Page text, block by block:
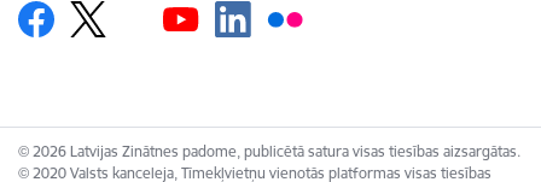
© 2026 Latvijas Zinātnes padome, publicētā satura visas tiesības aizsargātas.
© 2020 Valsts kanceleja, Tīmekļvietņu vienotās platformas visas tiesības